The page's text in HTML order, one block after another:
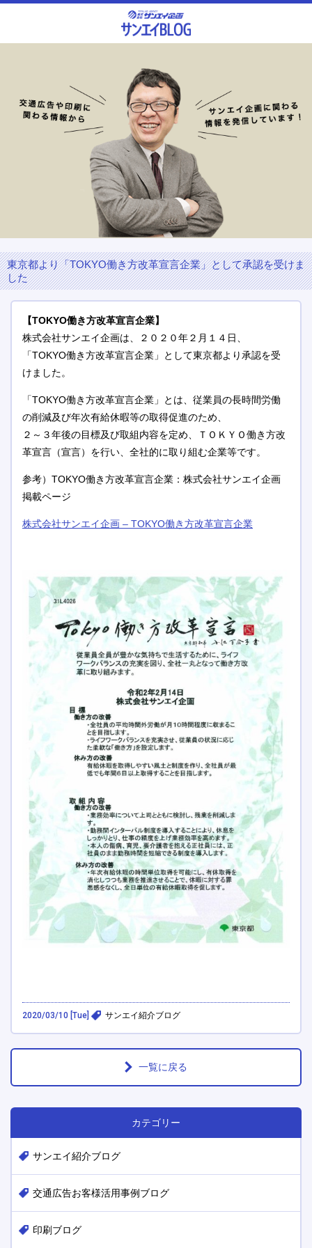
東京都より「TOKYO働き方改革宣言企業」として承認を受けま
した
【TOKYO働き方改革宣言企業】
株式会社サンエイ企画は、２０２０年２月１４日、
「TOKYO働き方改革宣言企業」として東京都より承認を受
けました。
「TOKYO働き方改革宣言企業」とは、従業員の長時間労働
の削減及び年次有給休暇等の取得促進のため、
２～３年後の目標及び取組内容を定め、ＴＯＫＹＯ働き方改
革宣言（宣言）を行い、全社的に取り組む企業等です。
参考）TOKYO働き方改革宣言企業：株式会社サンエイ企画
掲載ページ
株式会社サンエイ企画 – TOKYO働き方改革宣言企業
2020/03/10 [Tue] サンエイ紹介ブログ
一覧に戻る
カテゴリー
サンエイ紹介ブログ
交通広告お客様活用事例ブログ
印刷ブログ